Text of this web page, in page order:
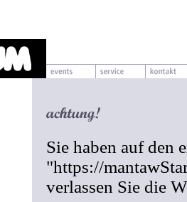
Sie haben auf den
"https://
verlassen Sie die